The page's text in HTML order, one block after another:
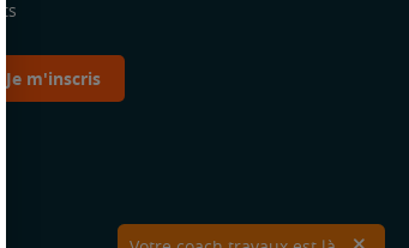
Je m'inscris